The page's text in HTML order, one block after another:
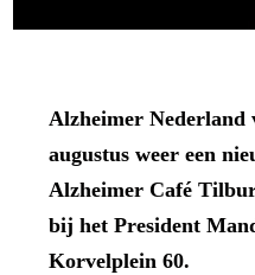
Alzheimer Nederland
augustus weer een
Alzheimer Café
bij het President
Korvelplein 60.